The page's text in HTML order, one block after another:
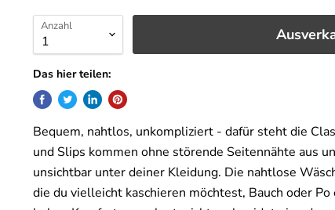
Anzahl
Das hier teilen:
Bequem, nahtlos, unkompliziert - dafür steht die
und Slips kommen ohne störende Seitennähte aus
unsichtbar unter deiner Kleidung. Die nahtlose
die du vielleicht kaschieren möchtest, Bauch oder